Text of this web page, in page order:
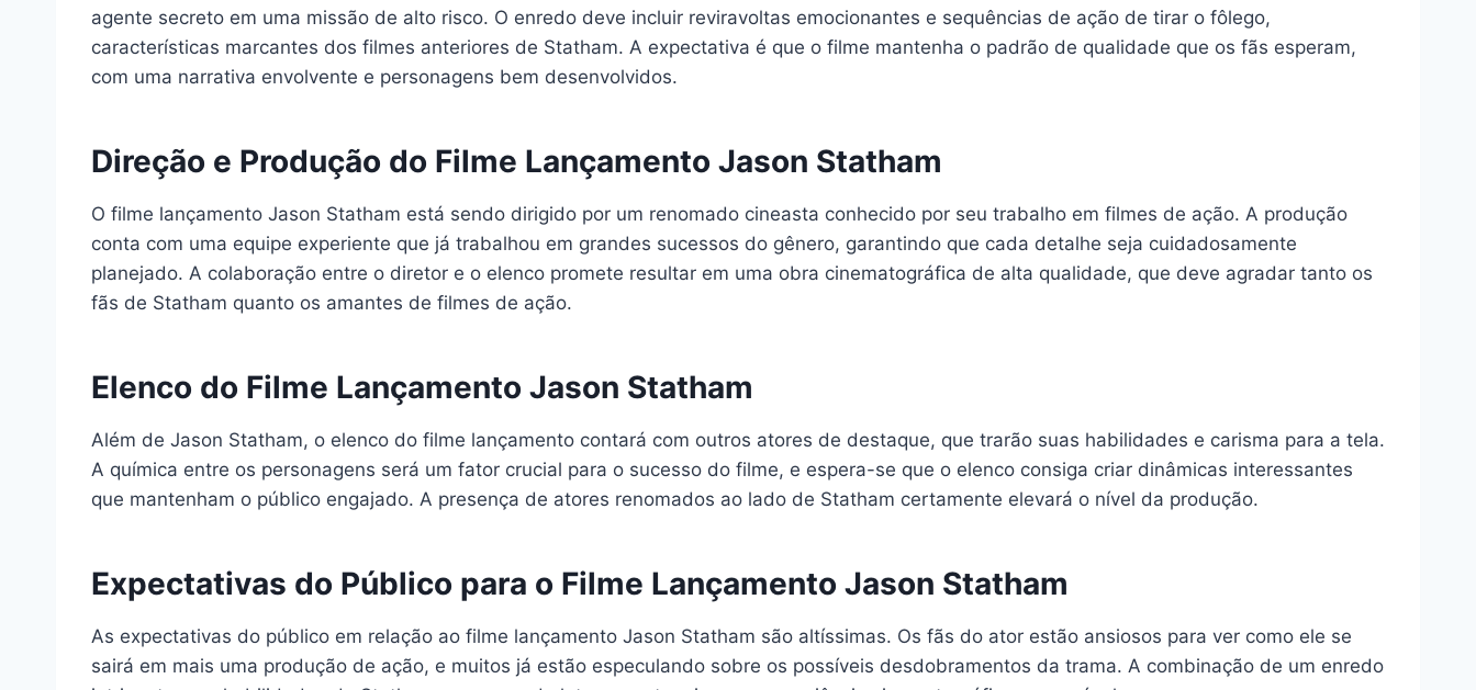
agente secreto em uma missão de alto risco. O enredo deve incluir reviravoltas emocionantes e sequências de ação de tirar o fôlego,
características marcantes dos filmes anteriores de Statham. A expectativa é que o filme mantenha o padrão de qualidade que os fãs esperam,
com uma narrativa envolvente e personagens bem desenvolvidos.
Direção e Produção do Filme Lançamento Jason Statham
O filme lançamento Jason Statham está sendo dirigido por um renomado cineasta conhecido por seu trabalho em filmes de ação. A produção
conta com uma equipe experiente que já trabalhou em grandes sucessos do gênero, garantindo que cada detalhe seja cuidadosamente
planejado. A colaboração entre o diretor e o elenco promete resultar em uma obra cinematográfica de alta qualidade, que deve agradar tanto os
fãs de Statham quanto os amantes de filmes de ação.
Elenco do Filme Lançamento Jason Statham
Além de Jason Statham, o elenco do filme lançamento contará com outros atores de destaque, que trarão suas habilidades e carisma para a tela.
A química entre os personagens será um fator crucial para o sucesso do filme, e espera-se que o elenco consiga criar dinâmicas interessantes
que mantenham o público engajado. A presença de atores renomados ao lado de Statham certamente elevará o nível da produção.
Expectativas do Público para o Filme Lançamento Jason Statham
As expectativas do público em relação ao filme lançamento Jason Statham são altíssimas. Os fãs do ator estão ansiosos para ver como ele se
sairá em mais uma produção de ação, e muitos já estão especulando sobre os possíveis desdobramentos da trama. A combinação de um enredo